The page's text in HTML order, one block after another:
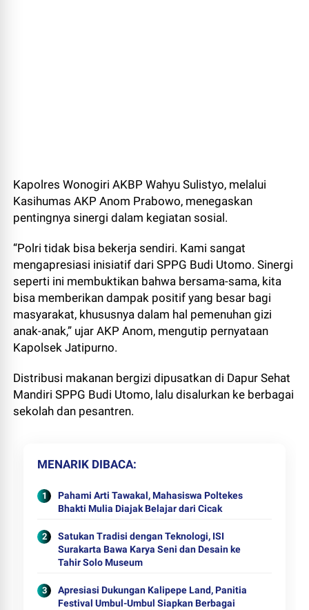
Kapolres Wonogiri AKBP Wahyu Sulistyo, melalui
Kasihumas AKP Anom Prabowo, menegaskan
pentingnya sinergi dalam kegiatan sosial.
“Polri tidak bisa bekerja sendiri. Kami sangat
mengapresiasi inisiatif dari SPPG Budi Utomo. Sinergi
seperti ini membuktikan bahwa bersama-sama, kita
bisa memberikan dampak positif yang besar bagi
masyarakat, khususnya dalam hal pemenuhan gizi
anak-anak,” ujar AKP Anom, mengutip pernyataan
Kapolsek Jatipurno.
Distribusi makanan bergizi dipusatkan di Dapur Sehat
Mandiri SPPG Budi Utomo, lalu disalurkan ke berbagai
sekolah dan pesantren.
MENARIK DIBACA
Pahami Arti Tawakal, Mahasiswa Poltekes
Bhakti Mulia Diajak Belajar dari Cicak
Satukan Tradisi dengan Teknologi, ISI
Surakarta Bawa Karya Seni dan Desain ke
Tahir Solo Museum
Apresiasi Dukungan Kalipepe Land, Panitia
Festival Umbul-Umbul Siapkan Berbagai